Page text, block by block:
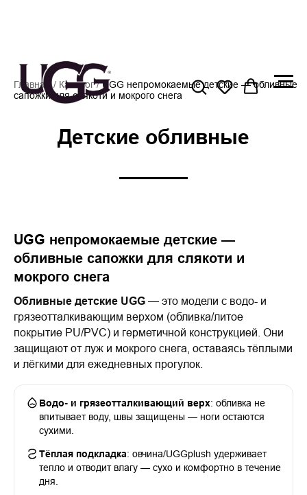
Главная / Каталог/UGG непромокаемые детские — обливные
сапожки для слякоти и мокрого снега
Детские обливные
UGG непромокаемые детские —
обливные сапожки для слякоти и
мокрого снега
Обливные детские UGG — это модели с водо- и
грязеотталкивающим верхом (обливка/литое
покрытие PU/PVC) и герметичной конструкцией. Они
защищают от луж и мокрого снега, оставаясь тёплыми
и лёгкими для ежедневных прогулок.
Водо- и грязеотталкивающий верх: обливка не
впитывает воду, швы защищены — ноги остаются
сухими.
Тёплая подкладка: овчина/UGGplush удерживает
тепло и отводит влагу — сухо и комфортно в течение
дня.